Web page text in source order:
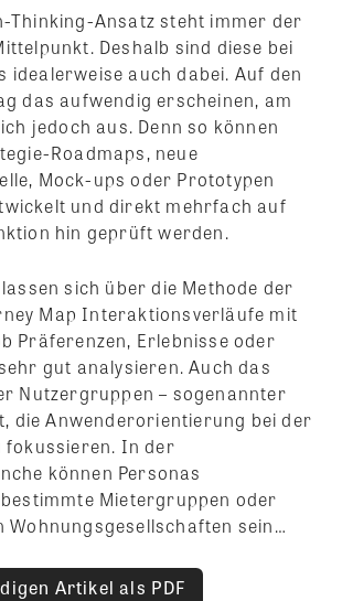
Thinking-Ansatz steht immer der
Deshalb sind diese bei
idealerweise auch dabei. Auf den
das aufwendig erscheinen, am
jedoch aus. Denn so können
Roadmaps, neue
Mock-ups oder Prototypen
und direkt mehrfach auf
hin geprüft werden.
sich über die Methode der
Map Interaktionsverläufe mit
Präferenzen, Erlebnisse oder
gut analysieren. Auch das
Nutzergruppen – sogenannter
die Anwenderorientierung bei der
fokussieren. In der
können Personas
Mietergruppen oder
Wohnungsgesellschaften sein…
Artikel als PDF